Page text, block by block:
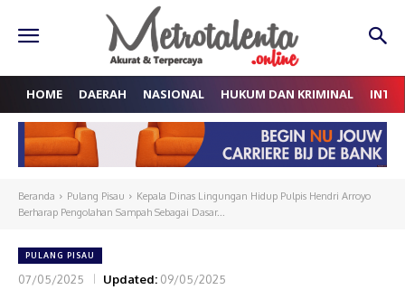
HOME DAERAH NASIONAL HUKUM DAN KRIMINAL
Beranda Pulang Pisau
Kepala Dinas Lingungan Hidup Pulpis Hendri Arroyo
Berharap Pengolahan Sampah Sebagai Dasar...
PULANG PISAU
07/05/2025 Updated: 09/05/2025